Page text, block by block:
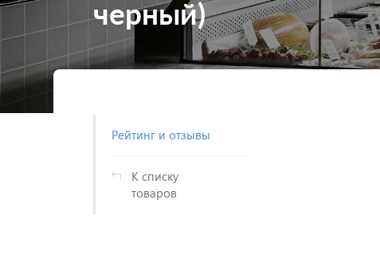
черный)
Рейтинг и отзывы
К списку
товаров